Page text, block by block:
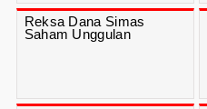
Reksa Dana Simas
Saham Unggulan